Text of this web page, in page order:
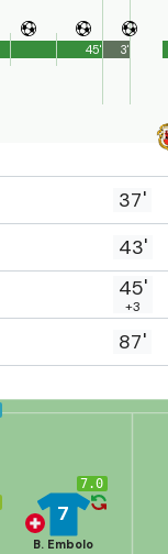
45' 3'
37'
43'
45'
+3
87'
7.0
7
B. Embolo